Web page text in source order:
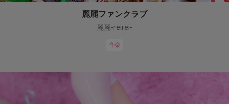
麗麗ファンクラブ
麗麗-reirei-
音楽